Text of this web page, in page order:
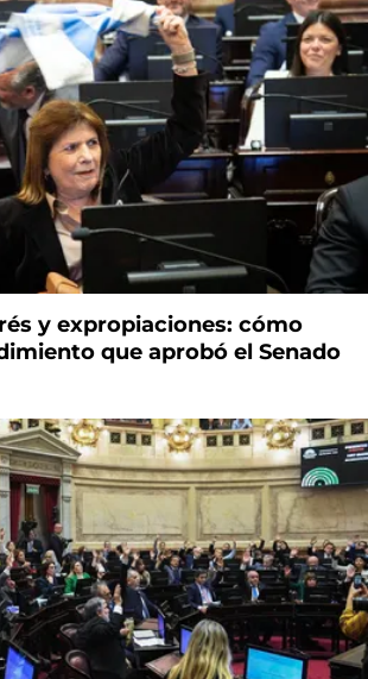
y expropiaciones: cómo
que aprobó el Senado